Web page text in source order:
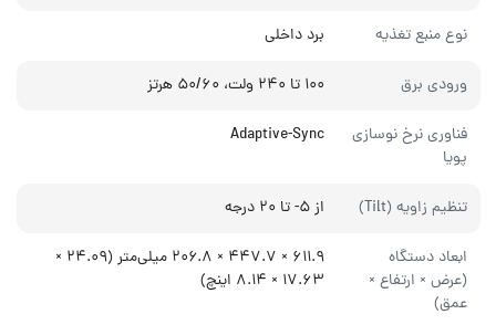
نوع منبع تغذیه برد داخلی
ورودی برق ۱۰۰ تا ۲۴۰ ولت، ۵۰/۶۰ هرتز
فناوری نرخ نوسازی
پویا
Adaptive-Sync
تنظیم زاویه (Tilt) از ۵- تا ۲۰ درجه
ابعاد دستگاه
(عرض × ارتفاع ×
عمق)
۶۱۱.۹ × ۴۴۷.۷ × ۲۰۶.۸ میلی‌متر (۲۴.۰۹ ×
۱۷.۶۳ × ۸.۱۴ اینچ)